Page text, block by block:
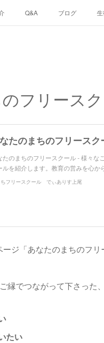
Q&A ブログ
のフリース
たのまちのフリースク
たのまちのフリースクール - 様々な
ルを紹介します。教育の営みを心
ちフリースクール でぃありす上尾
ジ「あなたのまちのフ
縁でつながって下さった、
たい